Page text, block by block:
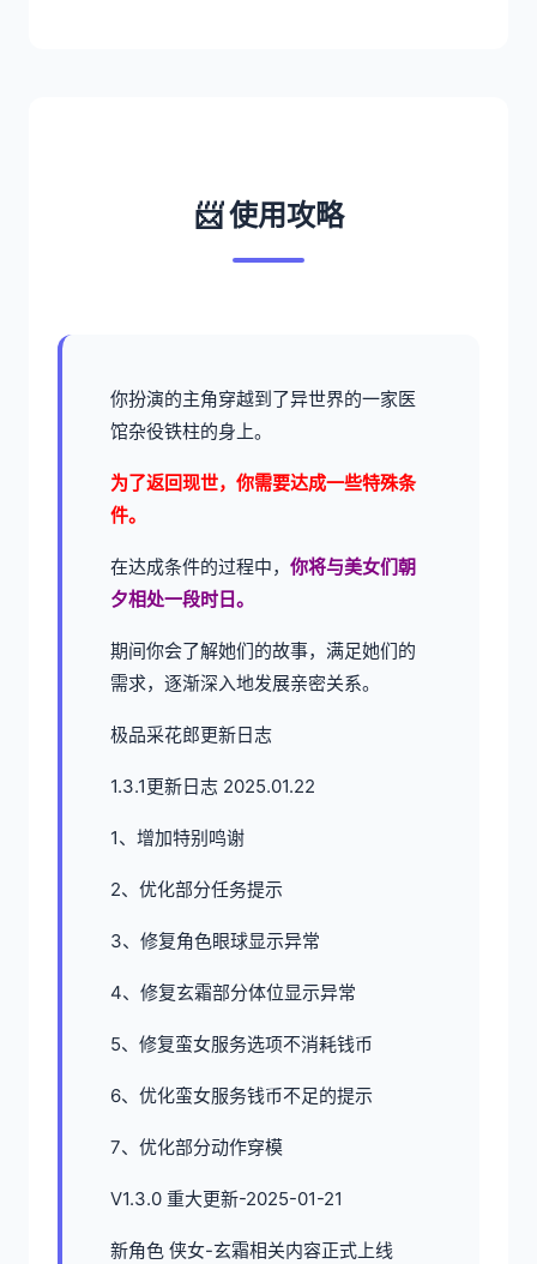
📨 使用攻略
你扮演的主角穿越到了异世界的一家医
馆杂役铁柱的身上。
为了返回现世，你需要达成一些特殊条
件。
在达成条件的过程中， 你将与美女们朝
夕相处一段时日。
期间你会了解她们的故事，满足她们的
需求，逐渐深入地发展亲密关系。
极品采花郎更新日志
1.3.1更新日志 2025.01.22
1、增加特别鸣谢
2、优化部分任务提示
3、修复角色眼球显示异常
4、修复玄霜部分体位显示异常
5、修复蛮女服务选项不消耗钱币
6、优化蛮女服务钱币不足的提示
7、优化部分动作穿模
V1.3.0 重大更新-2025-01-21
新角色 侠女-玄霜相关内容正式上线